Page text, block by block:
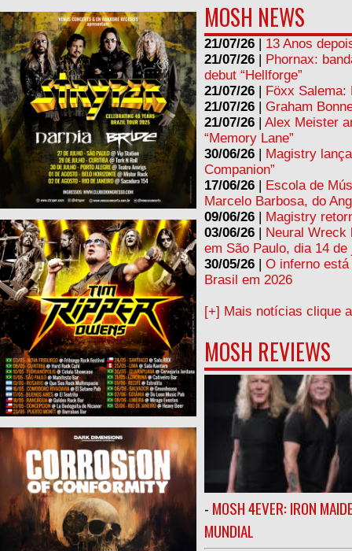
MOSH NEWS
21/07/26
13 Anos
21/07/26
Phornax:
debut “Hellforge”
21/07/26
Föxx Salema:
21/07/26
Graham
21/07/26
Alex Meister
“Memory Lane”
30/06/26
Magistry
Companion”
17/06/26
Escola de
Marcelo Barbosa, do
09/06/26
Magistry
03/06/26
Neural Wreck
em São Paulo, dia 14 de
30/05/26
O inferno
Brasil em 2026
[+] Mais notícias clique
MOSH REVIEWS
- MOSH 4EVER: IRON
MUNDIAL